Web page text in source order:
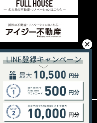
Google